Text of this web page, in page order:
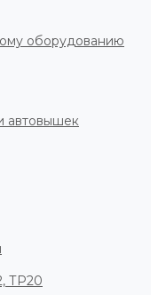
оборудованию
автовышек
ТР20